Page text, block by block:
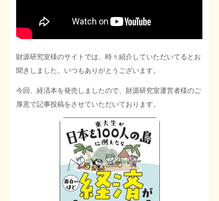
財源研究室様のサイトでは、時々紹介していただいてるとお
聞きしました。いつもありがとうございます。
今回、経済本を発売しましたので、財源研究室運営者様のご
厚意で記事投稿をさせていただいております。